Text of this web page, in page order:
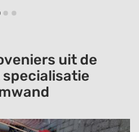
uit de
specialisatie